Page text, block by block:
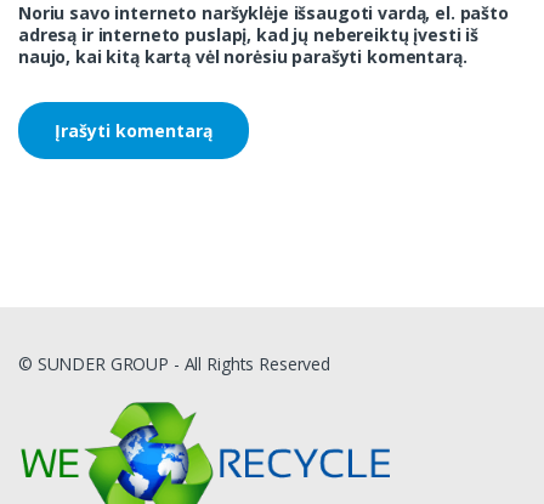
Noriu savo interneto naršyklėje išsaugoti vardą, el. pašto
adresą ir interneto puslapį, kad jų nebereiktų įvesti iš
naujo, kai kitą kartą vėl norėsiu parašyti komentarą.
© SUNDER GROUP - All Rights Reserved